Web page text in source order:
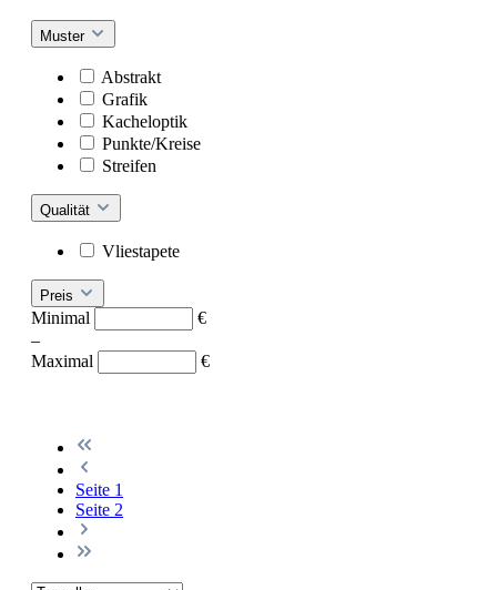
Muster
Abstrakt
Grafik
Kacheloptik
Punkte/Kreise
Streifen
Qualität
Vliestapete
Preis
Minimal
€
–
Maximal
€
Seite 1
Seite 2